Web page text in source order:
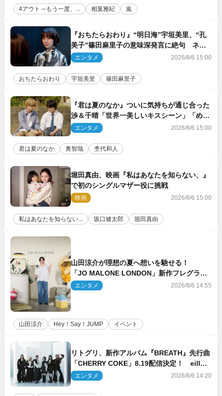
4アウト ─もう一度、... 相葉雅紀 嵐
『おちたらおわり』“明日海”宇垣美里、“孔
美子”篠田麻里子の意味深発言に絶句 ネッ
ト驚き「まさか」「意外な展開」
エンタメ 2026/8/6 15:00
おちたらおわり 宇垣美里 篠田麻里子
『君は夏のなか』ついに気持ちが通じ合った
渉＆千晴「世界一美しいキスシーン」「めっ
ちゃキュン」反響続々
エンタメ 2026/8/6 15:00
君は夏のなか 奥智哉 杢代和人
堀田真由、映画『私はあなたを知らない、』
で初のシングルマザー役に挑戦
映画 2026/8/6 15:00
私はあなたを知らない... 坂口健太郎 堀田真由
山田涼介が理想の夏へ想いを馳せる！
「JO MALONE LONDON」新作フレグラン
スを体験
エンタメ 2026/8/6 14:55
山田涼介 Hey！Say！JUMP イベント
リトグリ、新作アルバム『BREATH』先行曲
「CHERRY COKE」8.19配信決定！ eill書
き下ろしのラブソング
エンタメ 2026/8/6 14:20